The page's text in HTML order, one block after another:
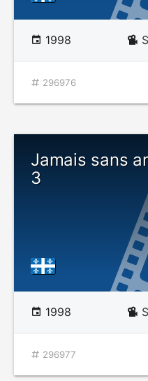
1998
296976
Jamais sans
3
1998
296977